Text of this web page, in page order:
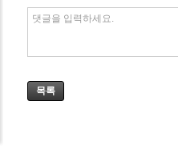
댓글을 입력하세요.
목록